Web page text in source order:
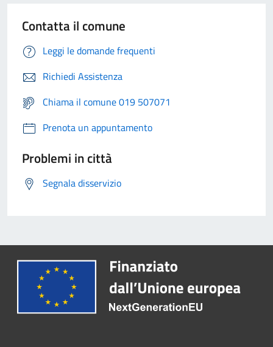
Contatta il comune
Leggi le domande frequenti
Richiedi Assistenza
Chiama il comune 019 507071
Prenota un appuntamento
Problemi in città
Segnala disservizio